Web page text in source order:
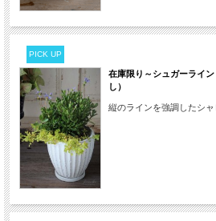
PICK UP
在庫限り～シュガーライ
し）
縦のラインを強調したシ